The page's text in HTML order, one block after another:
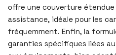
offre une couverture
assistance, idéale pour les
fréquemment. Enfin, la
garanties spécifiques liées